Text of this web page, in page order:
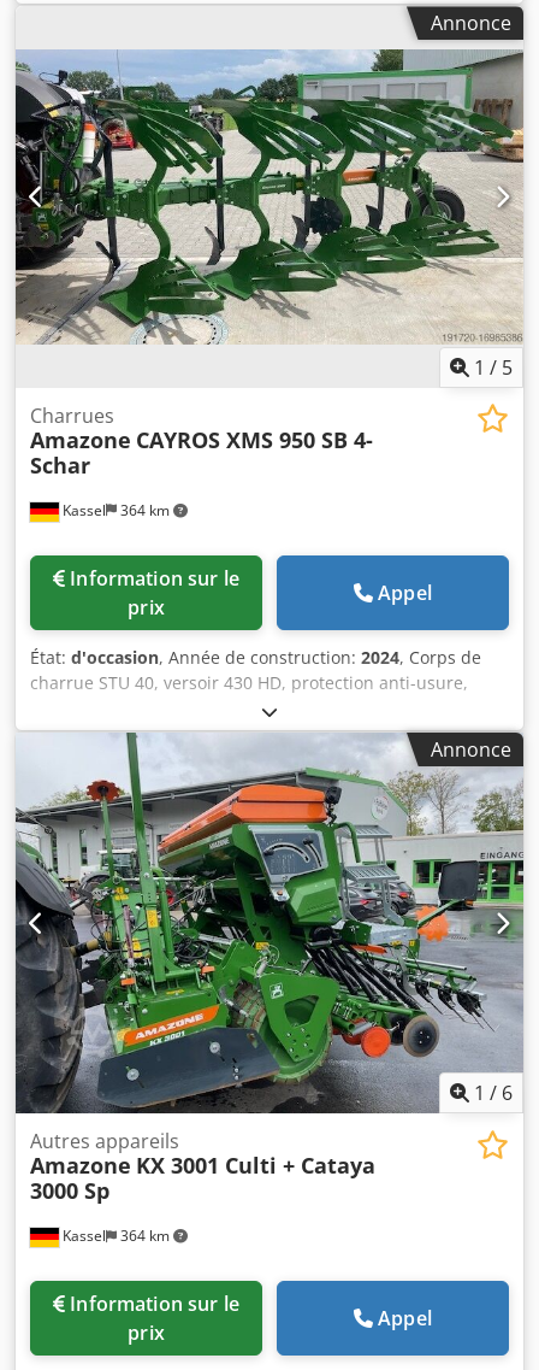
Annonce
1 / 5
Kassel 364 km
Charrues
Amazone CAYROS XMS 950 SB 4-
Schar
prix
Appel
État: d'occasion, Année de construction: 2024, Corps de
charrue STU 40, versoir 430 HD, protection anti-usure,
boulon de cisaillement. Crsdpfjuhnlmsx Aafsf
Annonce
1 / 6
Kassel 364 km
Autres appareils
Amazone KX 3001 Culti + Cataya
3000 Sp
prix
Appel